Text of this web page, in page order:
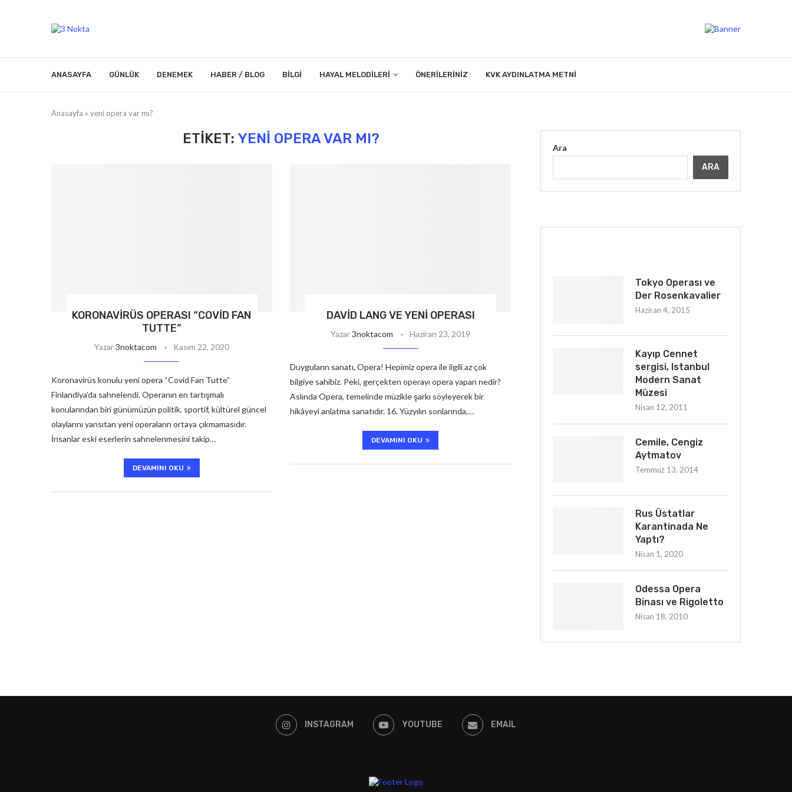
ANASAYFA GÜNLÜK DENEMEK HABER / BLOG BILGI HAYAL MELODILERI ÖNERILERINIZ KVK AYDINLATMA METNI
Anasayfa » yeni opera var mı?
ETIKET: YENI OPERA VAR MI?
KORONAVIRÜS OPERASI “COVID FAN
TUTTE”
Yazar3noktacom Kasım 22, 2020
Koronavirüs konulu yeni opera “Covid Fan Tutte”
Finlandiya’da sahnelendi. Operanın en tartışmalı
konularından biri günümüzün politik, sportif, kültürel güncel
olaylarını yansıtan yeni operaların ortaya çıkmamasıdır.
İnsanlar eski eserlerin sahnelenmesini takip…
DEVAMINI OKU
DAVID LANG VE YENI OPERASI
Yazar3noktacom Haziran 23, 2019
Duyguların sanatı, Opera! Hepimiz opera ile ilgili az çok
bilgiye sahibiz. Peki, gerçekten operayı opera yapan nedir?
Aslında Opera, temelinde müzikle şarkı söyleyerek bir
hikâyeyi anlatma sanatıdır. 16. Yüzyılın sonlarında,…
DEVAMINI OKU
Ara
ARA
Tokyo Operası ve
Der Rosenkavalier
Haziran 4, 2015
Kayıp Cennet
sergisi, Istanbul
Modern Sanat
Müzesi
Nisan 12, 2011
Cemile, Cengiz
Aytmatov
Temmuz 13, 2014
Rus Üstatlar
Karantinada Ne
Yaptı?
Nisan 1, 2020
Odessa Opera
Binası ve Rigoletto
Nisan 18, 2010
INSTAGRAM YOUTUBE EMAIL